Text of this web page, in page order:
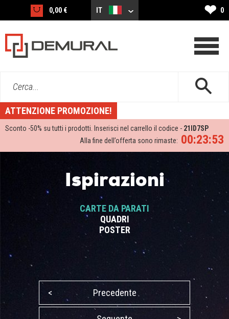
0,00 € IT ❤ 0
Cerca...
ATTENZIONE PROMOZIONE!
Sconto -50% su tutti i prodotti. Inserisci nel carrello il codice - 21ID7SP
00:23:53
Alla fine dell’offerta sono rimaste:
Ispirazioni
CARTE DA PARATI
QUADRI
POSTER
< Precedente